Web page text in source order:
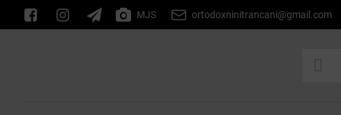
MJS ortodoxninitrancani@gmail.com